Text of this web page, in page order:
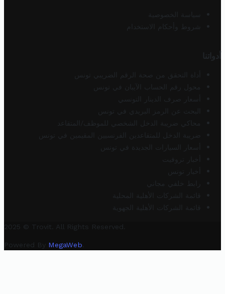
سياسة الخصوصية
شروط وأحكام الاستخدام
أدواتنا
أداة التحقق من صحة الرقم الضريبي تونس
محول رقم الحساب الآيبان في تونس
أسعار صرف الدينار التونسي
البحث عن الرمز البريدي في تونس
محاكي ضريبة الدخل الشخصي للموظف/المتقاعد
ضريبة الدخل للمتقاعدين الفرنسيين المقيمين في تونس
أسعار السيارات الجديدة في تونس
أخبار تروفيت
أخبار تونس
رابط خلفي مجاني
قائمة الشركات الأهلية المحلية
قائمة الشركات الأهلية الجهوية
2025 © Trovit. All Rights Reserved.
Powered By MegaWeb